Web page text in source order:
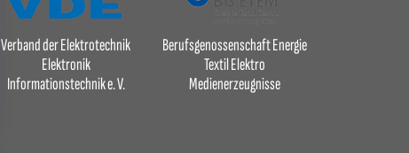
Verband der Elektrotechnik
Elektronik
Informationstechnik e. V.
Berufsgenossenschaft Energie
Textil Elektro
Medienerzeugnisse